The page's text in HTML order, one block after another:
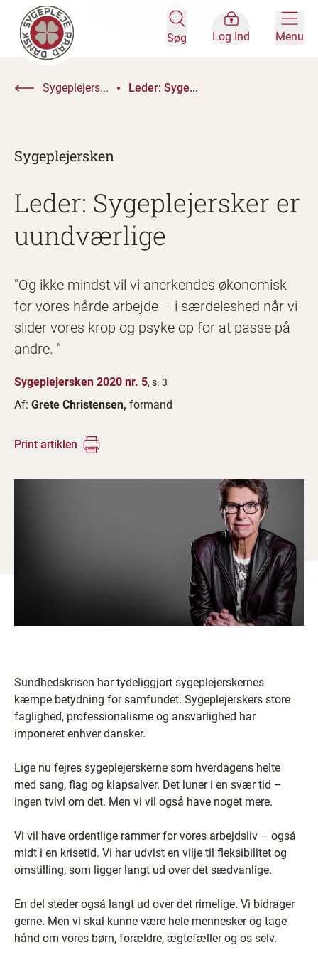
Søg Log Ind Menu
Sygeplejers... Leder: Syge...
Sygeplejersken
Leder: Sygeplejersker er
uundværlige
"Og ikke mindst vil vi anerkendes økonomisk
for vores hårde arbejde – i særdeleshed når vi
slider vores krop og psyke op for at passe på
andre. "
Sygeplejersken 2020 nr. 5, s. 3
Af: Grete Christensen, formand
Print artiklen
Sundhedskrisen har tydeliggjort sygeplejerskernes
kæmpe betydning for samfundet. Sygeplejerskers store
faglighed, professionalisme og ansvarlighed har
imponeret enhver dansker.
Lige nu fejres sygeplejerskerne som hverdagens helte
med sang, flag og klapsalver. Det luner i en svær tid –
ingen tvivl om det. Men vi vil også have noget mere.
Vi vil have ordentlige rammer for vores arbejdsliv – også
midt i en krisetid. Vi har udvist en vilje til fleksibilitet og
omstilling, som ligger langt ud over det sædvanlige.
En del steder også langt ud over det rimelige. Vi bidrager
gerne. Men vi skal kunne være hele mennesker og tage
hånd om vores børn, forældre, ægtefæller og os selv.